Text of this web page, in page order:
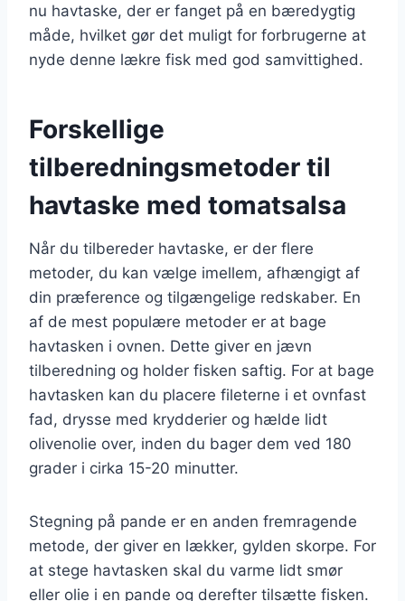
nu havtaske, der er fanget på en bæredygtig
måde, hvilket gør det muligt for forbrugerne at
nyde denne lækre fisk med god samvittighed.
Forskellige
tilberedningsmetoder til
havtaske med tomatsalsa
Når du tilbereder havtaske, er der flere
metoder, du kan vælge imellem, afhængigt af
din præference og tilgængelige redskaber. En
af de mest populære metoder er at bage
havtasken i ovnen. Dette giver en jævn
tilberedning og holder fisken saftig. For at bage
havtasken kan du placere fileterne i et ovnfast
fad, drysse med krydderier og hælde lidt
olivenolie over, inden du bager dem ved 180
grader i cirka 15-20 minutter.
Stegning på pande er en anden fremragende
metode, der giver en lækker, gylden skorpe. For
at stege havtasken skal du varme lidt smør
eller olie i en pande og derefter tilsætte fisken.